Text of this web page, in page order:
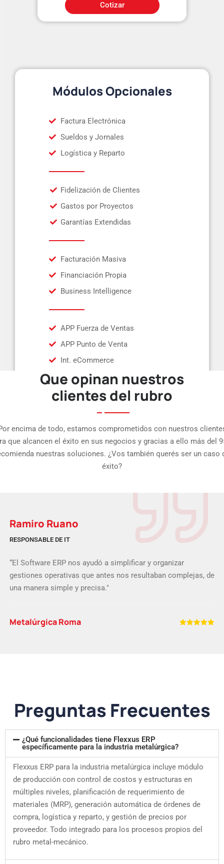
Cotizar
Módulos Opcionales
Factura Electrónica
Sueldos y Jornales
Logística y Reparto
Fidelización de Clientes
Gastos por Proyectos
Garantías Extendidas
Facturación Masiva
Financiación Propia
Business Intelligence
APP Fuerza de Ventas
APP Punto de Venta
Int. eCommerce
Que opinan nuestros
clientes del rubro
encima de todo, estamos comprometidos con nuestros
que alcancen el éxito en sus negocios y gracias a ello más del
nuestras soluciones. ¿Vos también querés ser un caso
éxito?
Ramiro Ruano
RESPONSABLE DE IT
“El Software ERP nos ayudó a simplificar y organizar
gestiones operativas que antes nos resultaban complejas, de
una manera simple y precisa."
Metalúrgica Roma
Preguntas Frecuentes
¿Qué funcionalidades tiene Flexxus ERP
específicamente para la industria metalúrgica?
Flexxus ERP para la industria metalúrgica incluye módulo
de producción con control de costos y estructuras en
múltiples niveles, planificación de requerimiento de
materiales (MRP), generación automática de órdenes de
compra, logística y reparto, y gestión de precios por
proveedor. Todo integrado para los procesos propios del
rubro metal-mecánico.